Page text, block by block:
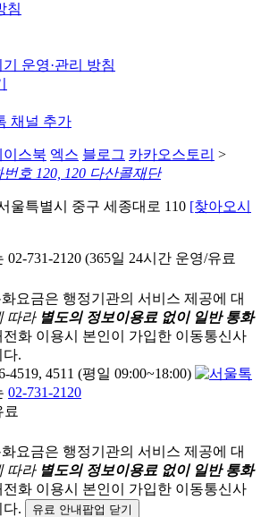
침
운영·관리 방침
채널 추가
이스북 엑스 블로그 카카오스토리 >
호 120, 120 다산콜재단
울특별시 중구 세종대로 110 [찾아오시
02-731-2120 (365일 24시간 운영/유료
화요금은 행정기관의 서비스 제공에 대
따라 별도의 정보이용료 없이 일반 통화
전화 이용시 본인이 가입한 이동통신사
다.
4519, 4511 (평일 09:00~18:00)
02-731-2120
료
화요금은 행정기관의 서비스 제공에 대
따라 별도의 정보이용료 없이 일반 통화
전화 이용시 본인이 가입한 이동통신사
다.
유료 안내팝업 닫기